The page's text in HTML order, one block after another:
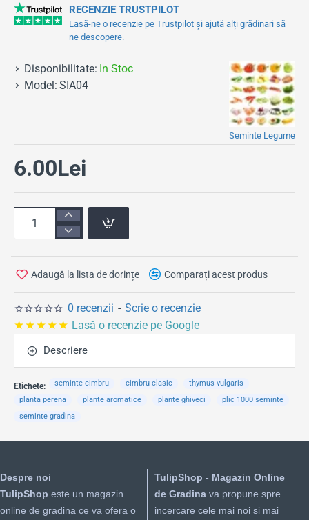
RECENZIE TRUSTPILOT
Lasă-ne o recenzie pe Trustpilot și ajută alți grădinari să
ne descopere.
Disponibilitate: In Stoc
Model: SIA04
Seminte Legume
0 recenzii - Scrie o recenzie
6.00Lei
Adaugă la lista de dorințe Comparați acest produs
★★★★★ Lasă o recenzie pe Google
Descriere
Etichete: seminte cimbru cimbru clasic
thymus vulgaris
planta perena
plante aromatice plante ghiveci
plic 1000 seminte
seminte gradina
Despre noi
TulipShop este un magazin
online de gradina ce va ofera o
TulipShop - Magazin Online
de Gradinava propune spre
incercare cele mai noi si mai